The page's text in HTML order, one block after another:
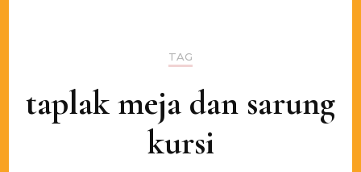
TAG
taplak meja dan sarung
kursi